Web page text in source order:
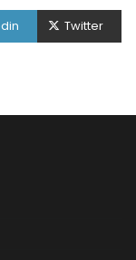
Twitter